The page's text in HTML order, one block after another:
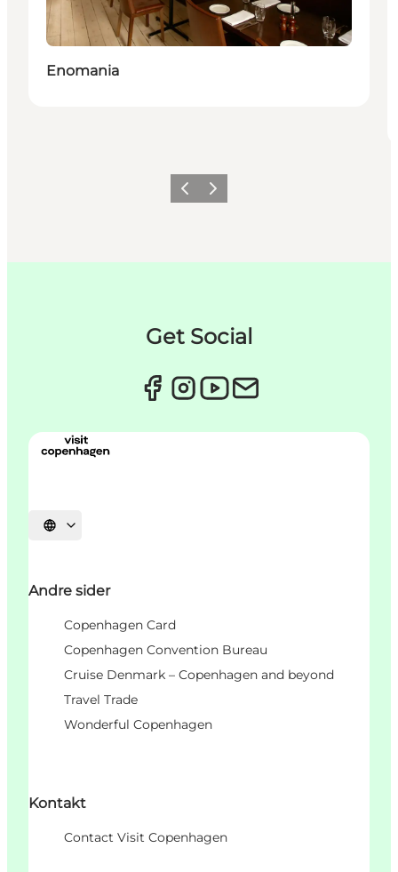
Enomania
ForrigeNæste
Get Social
Vælg sprog
Andre sider
Copenhagen Card
Copenhagen Convention Bureau
Cruise Denmark – Copenhagen and beyond
Travel Trade
Wonderful Copenhagen
Kontakt
Contact Visit Copenhagen